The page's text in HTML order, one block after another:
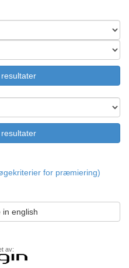
for præmiering)
in english
av: